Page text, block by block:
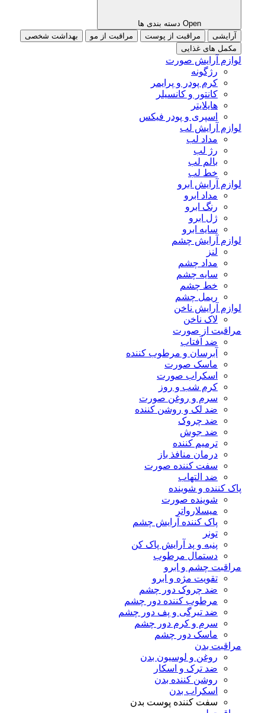
Open دسته بندی ها
آرایشی
مراقبت از پوست مراقبت از مو
بهداشت شخصی
مکمل های غذایی
لوازم آرایش صورت
رژگونه
کرم پودر و پرایمر
کانتور و کانسیلر
هایلایتر
اسپری و پودر فیکس
لوازم آرایش لب
مداد لب
رژ لب
بالم لب
خط لب
لوازم آرایش ابرو
مداد ابرو
رنگ ابرو
ژل ابرو
سایه ابرو
لوازم آرایش چشم
لنز
مداد چشم
سایه چشم
خط چشم
ریمل چشم
لوازم آرایش ناخن
لاک ناخن
مراقبت از صورت
ضد آفتاب
آبرسان و مرطوب کننده
ماسک صورت
اسکراب صورت
کرم شب و روز
سرم و روغن صورت
ضد لک و روشن کننده
ضد چروک
ضد جوش
ترمیم کننده
درمان منافذ باز
سفت کننده صورت
ضد التهاب
پاک کننده و شوینده
شوینده صورت
میسلارواتر
پاک کننده آرایش چشم
تونر
پنبه و پد آرایش پاک کن
دستمال مرطوب
مراقبت چشم و ابرو
تقویت مژه و ابرو
ضد چروک دور چشم
مرطوب کننده دور چشم
ضد تیرگی و پف دور چشم
سرم و کرم دور چشم
ماسک دور چشم
مراقبت بدن
روغن و لوسیون بدن
ضد ترک و اسکار
روشن کننده بدن
اسکراب بدن
سفت کننده پوست بدن